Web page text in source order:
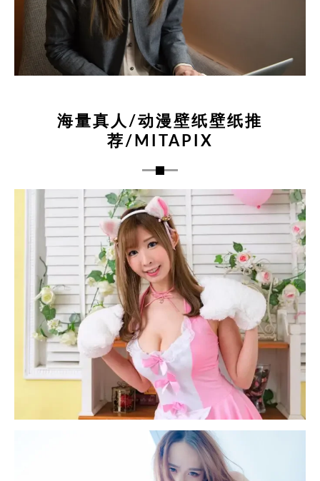
海量真人/动漫壁纸壁纸推
荐/MITAPIX